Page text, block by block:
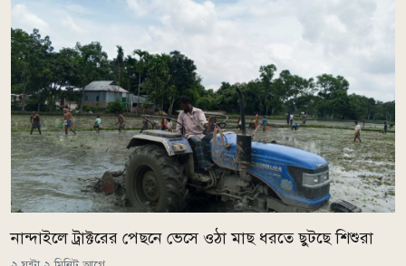
নান্দাইলে ট্রাক্টরের পেছনে ভেসে ওঠা মাছ ধরতে ছুটছে শিশুরা